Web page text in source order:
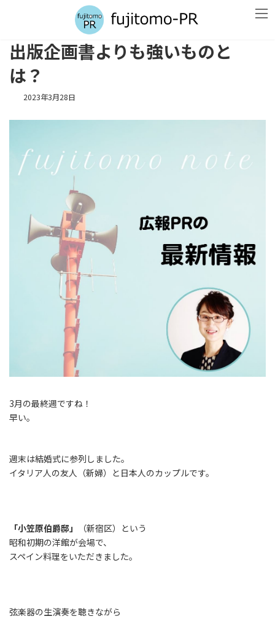
出版企画書よりも強いものと
は？
2023年3月28日
3月の最終週ですね！
早い。
週末は結婚式に参列しました。
イタリア人の友人（新婦）と日本人のカップルです。
「小笠原伯爵邸」
（新宿区）という
昭和初期の洋館が会場で、
スペイン料理をいただきました。
弦楽器の生演奏を聴きながら